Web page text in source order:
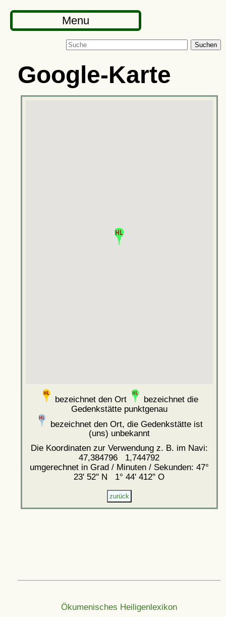
Menu
Suchen
Google-Karte
bezeichnet den Ort
bezeichnet die
Gedenkstätte punktgenau
bezeichnet den Ort, die Gedenkstätte ist
(uns) unbekannt
Die Koordinaten zur Verwendung z. B. im Navi:
47,384796 1,744792
umgerechnet in Grad / Minuten / Sekunden: 47°
23' 52'' N 1° 44' 412'' O
Ökumenisches Heiligenlexikon